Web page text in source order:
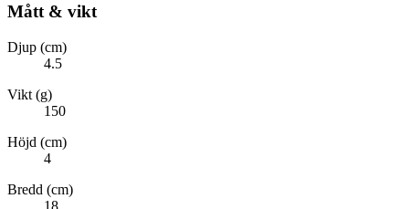
Mått & vikt
Djup (cm)
4.5
Vikt (g)
150
Höjd (cm)
4
Bredd (cm)
18